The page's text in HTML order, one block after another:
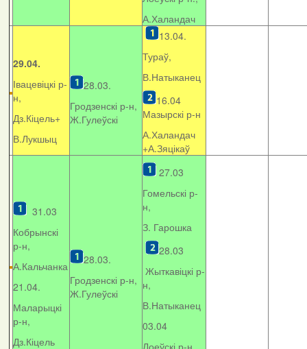
А.Халандач
29.04.
Івацевіцкі р-
н,
Дз.Кіцель+
В.Лукшыц
28.03.
Гродзенскі р-н,
Ж.Гулеўскі
13.04.
Тураў,
В.Натыканец
16.04
Мазырскі р-н
А.Халандач
+А.Зяцікаў
31.03
Кобрынскі
р-н,
А.Кальчанка
21.04.
Маларыцкі
р-н,
Дз.Кіцель
28.03.
Гродзенскі р-н,
Ж.Гулеўскі
27.03
Гомельскі р-
н,
З. Гарошка
28.03
Жыткавіцкі р-
н,
В.Натыканец
03.04
Лоеўскі р-н,